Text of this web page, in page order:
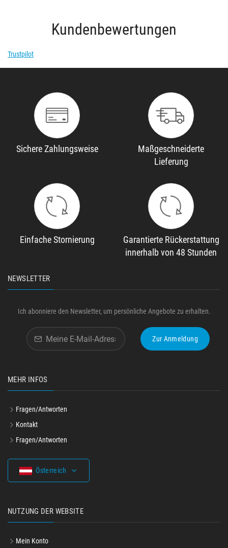
Kundenbewertungen
Trustpilot
Sichere Zahlungsweise
Maßgeschneiderte
Lieferung
Einfache Stornierung
Garantierte Rückerstattung
innerhalb von 48 Stunden
NEWSLETTER
Ich abonniere den Newsletter, um persönliche Angebote zu erhalten.
Zur Anmeldung
MEHR INFOS
Fragen/Antworten
Kontakt
Fragen/Antworten
Österreich
NUTZUNG DER WEBSITE
Mein Konto